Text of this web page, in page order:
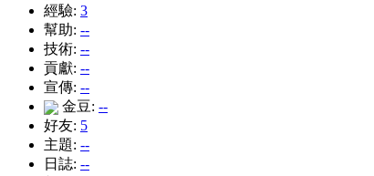
經驗: 3
幫助: --
技術: --
貢獻: --
宣傳: --
金豆: --
好友: 5
主題: --
日誌: --